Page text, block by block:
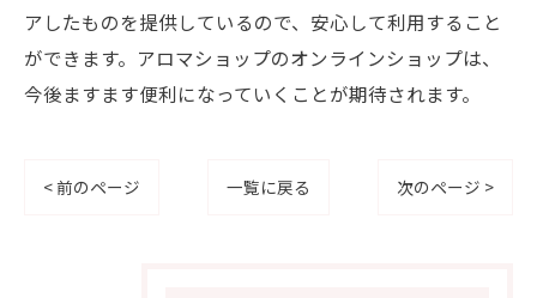
アしたものを提供しているので、安心して利用すること
ができます。アロマショップのオンラインショップは、
今後ますます便利になっていくことが期待されます。
< 前のページ 一覧に戻る 次のページ >